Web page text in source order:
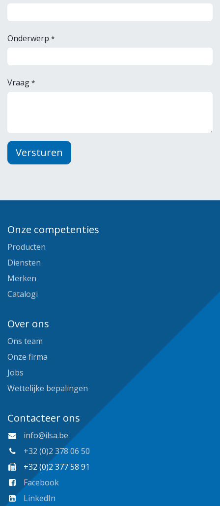
Onderwerp *
Vraag *
Versturen
Onze competenties
Producten
Diensten
Merken
Catalogi
Over ons
Ons team
Onze firma
Jobs
Wettelijke bepalingen
Contacteer ons
info@ilsa.be
+32 (0)2 378 06 50
+32 (0)2 377 58 91
Facebook
LinkedIn